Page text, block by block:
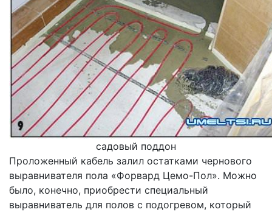
садовый поддон
Проложенный кабель залил остатками чернового
выравнивателя пола «Форвард Цемо-Пол». Можно
было, конечно, приобрести специальный
выравниватель для полов с подогревом, который